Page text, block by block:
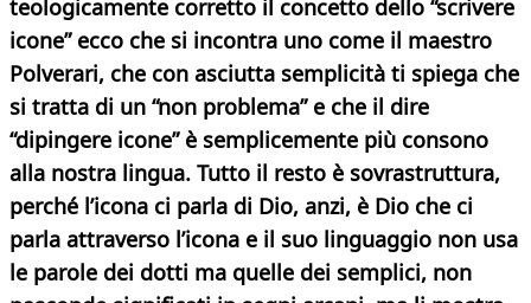
teologicamente corretto il concetto dello “scrivere
icone” ecco che si incontra uno come il maestro
Polverari, che con asciutta semplicità ti spiega che
si tratta di un “non problema” e che il dire
“dipingere icone” è semplicemente più consono
alla nostra lingua. Tutto il resto è sovrastruttura,
perché l’icona ci parla di Dio, anzi, è Dio che ci
parla attraverso l’icona e il suo linguaggio non usa
le parole dei dotti ma quelle dei semplici, non